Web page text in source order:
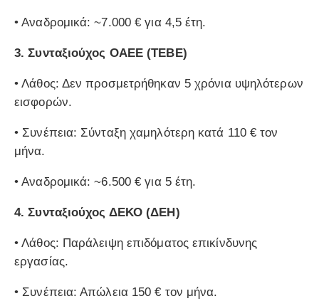
• Αναδρομικά: ~7.000 € για 4,5 έτη.
3.Συνταξιούχος ΟΑΕΕ (ΤΕΒΕ)
• Λάθος: Δεν προσμετρήθηκαν 5 χρόνια υψηλότερων
εισφορών.
• Συνέπεια: Σύνταξη χαμηλότερη κατά 110 € τον
μήνα.
• Αναδρομικά: ~6.500 € για 5 έτη.
4.Συνταξιούχος ΔΕΚΟ (ΔΕΗ)
• Λάθος: Παράλειψη επιδόματος επικίνδυνης
εργασίας.
• Συνέπεια: Απώλεια 150 € τον μήνα.